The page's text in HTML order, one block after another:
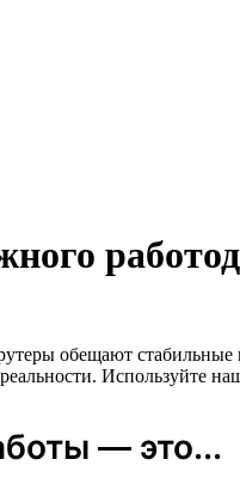
обещают
Используйте
— это...